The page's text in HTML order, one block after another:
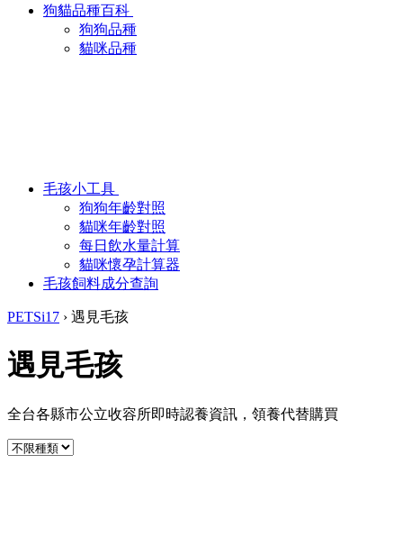
狗貓品種百科
狗狗品種
貓咪品種
毛孩小工具
狗狗年齡對照
貓咪年齡對照
每日飲水量計算
貓咪懷孕計算器
毛孩飼料成分查詢
PETSi17 › 遇見毛孩
遇見毛孩
全台各縣市公立收容所即時認養資訊，領養代替購買